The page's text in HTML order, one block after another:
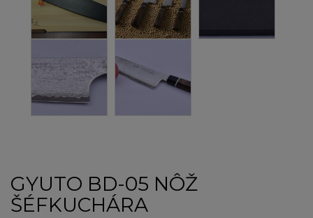
GYUTO BD-05 NÔŽ
ŠÉFKUCHÁRA